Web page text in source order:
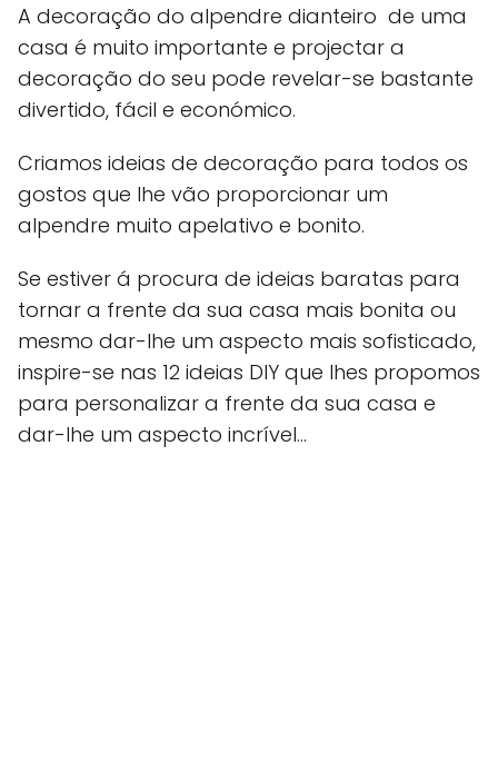
A decoração do alpendre dianteiro de uma
casa é muito importante e projectar a
decoração do seu pode revelar-se bastante
divertido, fácil e económico.
Criamos ideias de decoração para todos os
gostos que lhe vão proporcionar um
alpendre muito apelativo e bonito.
Se estiver á procura de ideias baratas para
tornar a frente da sua casa mais bonita ou
mesmo dar-lhe um aspecto mais sofisticado,
inspire-se nas 12 ideias DIY que lhes propomos
para personalizar a frente da sua casa e
dar-lhe um aspecto incrível…